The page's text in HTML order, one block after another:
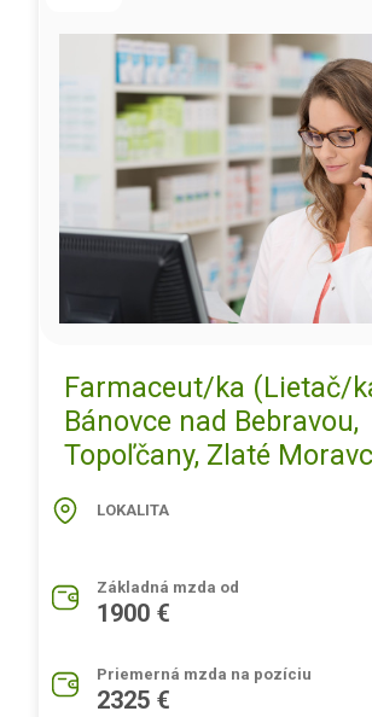
Farmaceut/ka (Lietač/
Bánovce nad Bebravou,
Topoľčany, Zlaté
LOKALITA
Základná mzda od
1900 €
Priemerná mzda na pozíciu
2325 €